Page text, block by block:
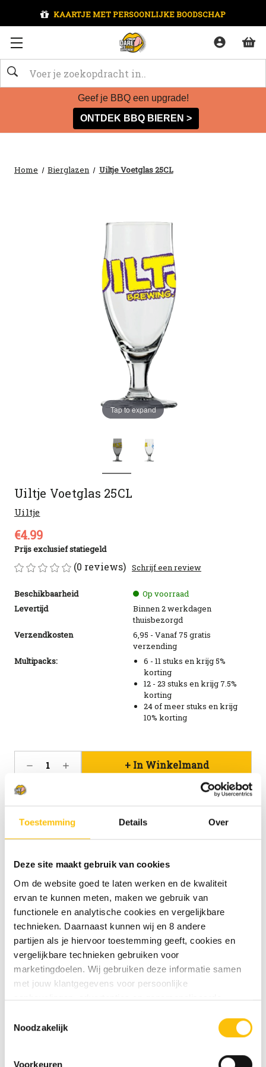
Toestemming Details Over
Deze site maakt gebruik van cookies
Om de website goed te laten werken en de kwaliteit
ervan te kunnen meten, maken we gebruik van
functionele en analytische cookies en vergelijkbare
technieken. Daarnaast kunnen wij en 8 andere
partijen als je hiervoor toestemming geeft, cookies en
vergelijkbare technieken gebruiken voor
marketingdoelen. Wij gebruiken deze informatie samen
met jouw klantgegevens voor persoonlijke
aanbevelingen, advertenties en gepersonaliseerde
ervaringen: je eigen DTDD (gepersonaliseerde
aanbevelingen, functionaliteiten en communicatie binnen
Noodzakelijk
Voorkeuren
KAARTJE MET PERSOONLIJKE BOODSCHAP
Zoeken
Geef je BBQ een upgrade!
ONTDEK BBQ BIEREN >
Home Bierglazen Uiltje Voetglas 25CL
Tap to expand
Uiltje Voetglas 25CL
Uiltje
€4.99
Prijs exclusief statiegeld
(0 reviews) Schrijf een review
Beschikbaarheid
Op voorraad
Levertijd
Binnen 2 werkdagen
thuisbezorgd
Verzendkosten
6,95 - Vanaf 75 gratis
verzending
Multipacks:
6 - 11 stuks en krijg 5%
korting
12 - 23 stuks en krijg 7.5%
korting
24 of meer stuks en krijg
10% korting
voorraad:
Hoeveelheid
Uiltje
Hoeveelheid
verhogen
Beschrijving
Specificaties
Uiltje voetglas 25CL
Geniet van Uiltje bieren met een Uiltje bierglas.
Misschien is dit ook wat voor jou